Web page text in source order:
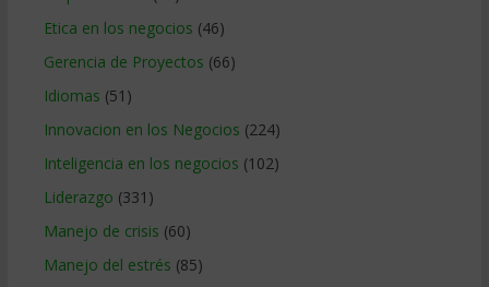
Etica en los negocios (46)
Gerencia de Proyectos (66)
Idiomas (51)
Innovacion en los Negocios (224)
Inteligencia en los negocios (102)
Liderazgo (331)
Manejo de crisis (60)
Manejo del estrés (85)